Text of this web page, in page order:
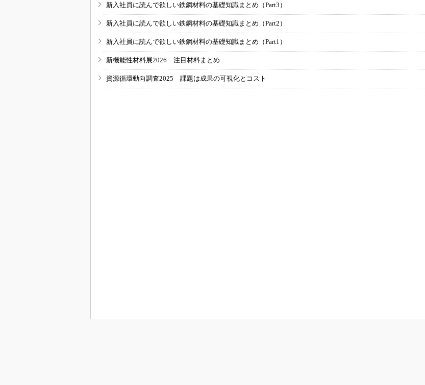
新入社員に読んで欲しい鉄鋼材料の基礎知識まとめ（Part3）
新入社員に読んで欲しい鉄鋼材料の基礎知識まとめ（Part2）
新入社員に読んで欲しい鉄鋼材料の基礎知識まとめ（Part1）
新機能性材料展2026 注目材料まとめ
資源循環動向調査2025 課題は成果の可視化とコスト